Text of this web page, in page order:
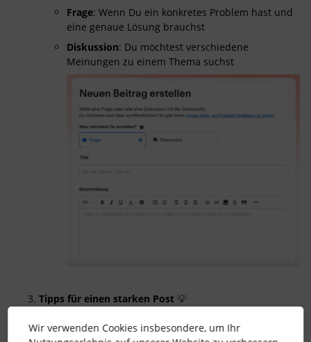
Frage: Wenn Du ein konkretes Problem hast und
eine genaue Lösung brauchst
Diskussion: Du möchtest verschiedene
Meinungen zu einem Thema suchst
Tipps für einen starken Post 💡
geht
Wir verwenden Cookies insbesondere, um Ihr